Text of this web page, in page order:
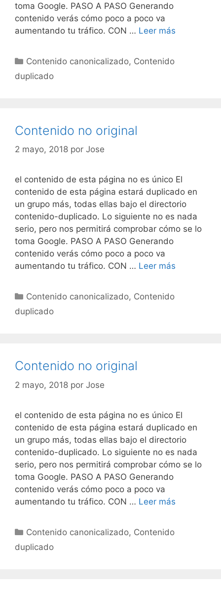
toma Google. PASO A PASO Generando
contenido verás cómo poco a poco va
aumentando tu tráfico. CON … Leer más
Categorías
Contenido canonicalizado, Contenido
duplicado
Contenido no original
2 mayo, 2018 por Jose
el contenido de esta página no es único El
contenido de esta página estará duplicado en
un grupo más, todas ellas bajo el directorio
contenido-duplicado. Lo siguiente no es nada
serio, pero nos permitirá comprobar cómo se lo
toma Google. PASO A PASO Generando
contenido verás cómo poco a poco va
aumentando tu tráfico. CON … Leer más
Categorías
Contenido canonicalizado, Contenido
duplicado
Contenido no original
2 mayo, 2018 por Jose
el contenido de esta página no es único El
contenido de esta página estará duplicado en
un grupo más, todas ellas bajo el directorio
contenido-duplicado. Lo siguiente no es nada
serio, pero nos permitirá comprobar cómo se lo
toma Google. PASO A PASO Generando
contenido verás cómo poco a poco va
aumentando tu tráfico. CON … Leer más
Categorías
Contenido canonicalizado, Contenido
duplicado